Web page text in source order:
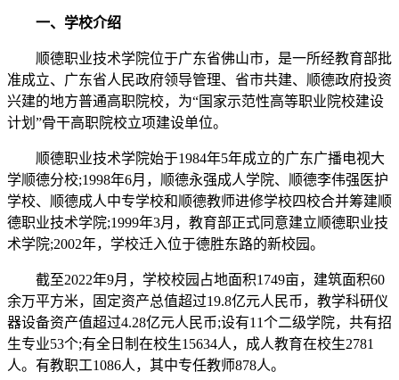
一、学校介绍
顺德职业技术学院位于广东省佛山市，是一所经教育部批
准成立、广东省人民政府领导管理、省市共建、顺德政府投资
兴建的地方普通高职院校，为“国家示范性高等职业院校建设
计划”骨干高职院校立项建设单位。
顺德职业技术学院始于1984年5年成立的广东广播电视大
学顺德分校;1998年6月，顺德永强成人学院、顺德李伟强医护
学校、顺德成人中专学校和顺德教师进修学校四校合并筹建顺
德职业技术学院;1999年3月，教育部正式同意建立顺德职业技
术学院;2002年，学校迁入位于德胜东路的新校园。
截至2022年9月，学校校园占地面积1749亩，建筑面积60
余万平方米，固定资产总值超过19.8亿元人民币，教学科研仪
器设备资产值超过4.28亿元人民币;设有11个二级学院，共有招
生专业53个;有全日制在校生15634人，成人教育在校生2781
人。有教职工1086人，其中专任教师878人。